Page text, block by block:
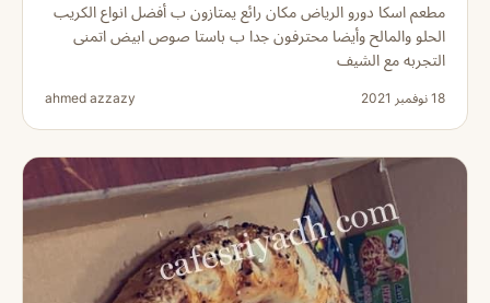
مطعم اسكا دورو الرياض مكان رائع يمتازون ب أفضل انواع الكريب
الحلو والمالح وأيضا محترفون جدا ب باستا صوص ابيض اتمنى
التجربه مع الشيف
18 نوفمبر 2021 ahmed azzazy